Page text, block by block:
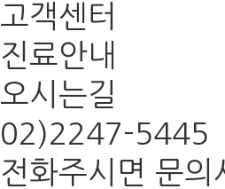
고객센터
진료안내
오시는길
02)2247-5445
전화주시면 문